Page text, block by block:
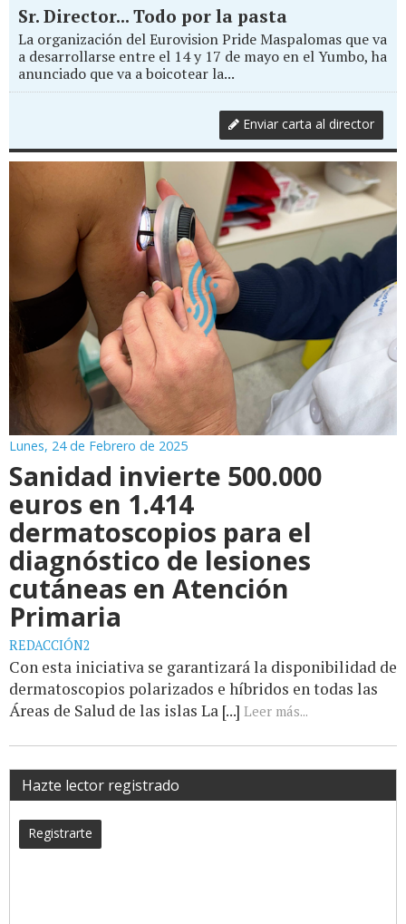
Sr. Director... Todo por la pasta
La organización del Eurovision Pride Maspalomas que va
a desarrollarse entre el 14 y 17 de mayo en el Yumbo, ha
anunciado que va a boicotear la...
Enviar carta al director
Lunes, 24 de Febrero de 2025
Sanidad invierte 500.000
euros en 1.414
dermatoscopios para el
diagnóstico de lesiones
cutáneas en Atención
Primaria
REDACCIÓN2
Con esta iniciativa se garantizará la disponibilidad de
dermatoscopios polarizados e híbridos en todas las
Áreas de Salud de las islas La [...] Leer más...
Hazte lector registrado
Registrarte